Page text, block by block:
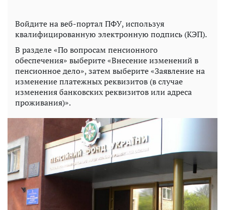
Войдите на веб-портал ПФУ, используя
квалифицированную электронную подпись (КЭП).
В разделе «По вопросам пенсионного
обеспечения» выберите «Внесение изменений в
пенсионное дело», затем выберите «Заявление на
изменение платежных реквизитов (в случае
изменения банковских реквизитов или адреса
проживания)».